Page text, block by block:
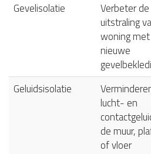
Gevelisolatie
Verbeter de
uitstraling
woning met
nieuwe
Geluidsisolatie
lucht- en
de muur,
of vloer